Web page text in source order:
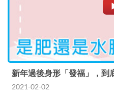
新年過後身形「發福」，到
2021-02-02